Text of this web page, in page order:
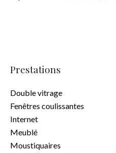
Prestations
Double vitrage
Fenêtres coulissantes
Internet
Meublé
Moustiquaires